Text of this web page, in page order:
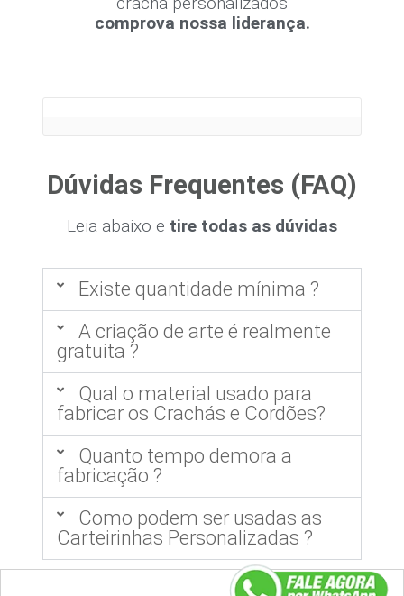
comprova nossa liderança.
Dúvidas Frequentes (FAQ)
Leia abaixo e tire todas as dúvidas
Existe quantidade mínima ?
A criação de arte é realmente
gratuita ?
Qual o material usado para
fabricar os Crachás e Cordões?
Quanto tempo demora a
fabricação ?
Como podem ser usadas as
Carteirinhas Personalizadas ?